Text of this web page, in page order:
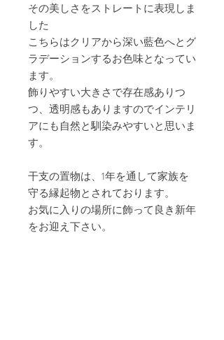
その美しさをストレートに表現しま
した
こちらはクリアから深い藍色へとグ
ラデーションするお色味となってい
ます。
飾りやすい大きさで存在感ありつ
つ、透明感もありますのでインテリ
アにも自然と馴染みやすいと思いま
す。
干支の置物は、1年を通して家族を
守る縁起物とされております。
お気に入りの場所に飾って良き新年
をお迎え下さい。